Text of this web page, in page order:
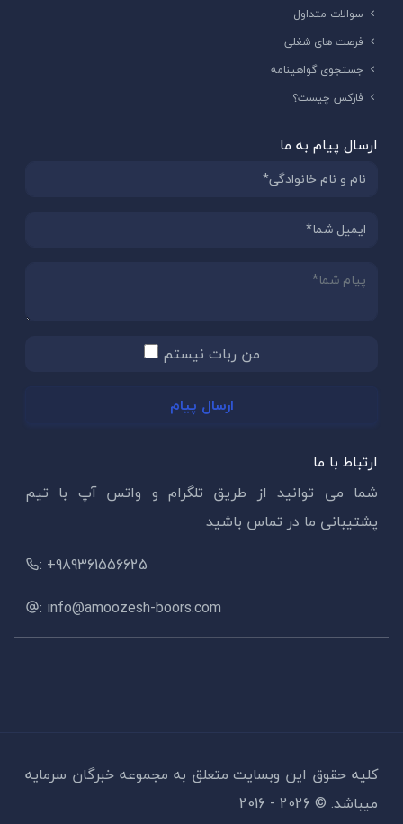
سوالات متداول
فرصت های شغلی
جستجوی گواهینامه
فارکس چیست؟
ارسال پیام به ما
من ربات نیستم
ارسال پیام
ارتباط با ما
شما می توانید از طریق تلگرام و واتس آپ با تیم
پشتیبانی ما در تماس باشید
: +989361556625
: info@amoozesh-boors.com
کلیه حقوق این وبسایت متعلق به مجموعه خبرگان سرمایه
میباشد. ©2026 - 2016